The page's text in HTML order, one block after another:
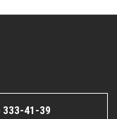
41-39